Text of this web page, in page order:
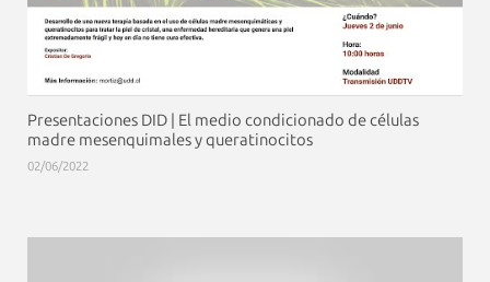
Presentaciones DID | El medio condicionado de células
madre mesenquimales y queratinocitos
02/06/2022